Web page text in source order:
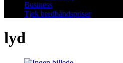
Business
Tjek bredbåndspriser
lyd